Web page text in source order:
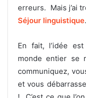
erreurs. Mais j’ai
Séjour linguistique.
En fait, l’idée
monde entier se
communiquez,
et vous